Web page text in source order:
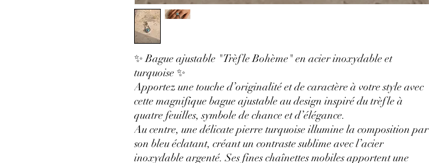
✨ Bague ajustable "Trèfle Bohème" en acier inoxydable et
turquoise ✨
Apportez une touche d’originalité et de caractère à votre style avec
cette magnifique bague ajustable au design inspiré du trèfle à
quatre feuilles, symbole de chance et d’élégance.
Au centre, une délicate pierre turquoise illumine la composition par
son bleu éclatant, créant un contraste sublime avec l’acier
inoxydable argenté. Ses fines chaînettes mobiles apportent une